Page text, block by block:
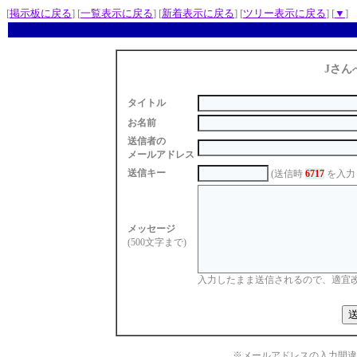
[掲示板に戻る] [一覧表示に戻る] [新着表示に戻る] [ツリー表示に戻る] [▼ ]
Jさん
タイトル
お名前
送信者の
メールアドレス
送信キー
(送信時 6717を入力
メッセージ
(500文字まで)
入力したまま送信されるので、適宜